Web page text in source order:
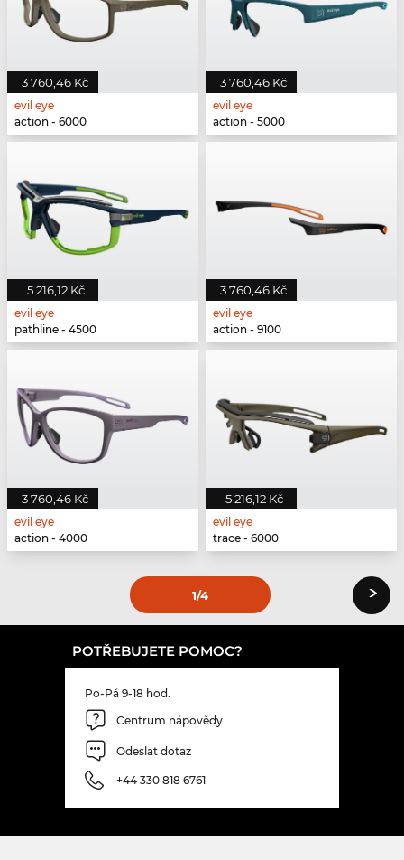
3 760,46 Kč
evil eye
action - 6000
3 760,46 Kč
evil eye
action - 5000
5 216,12 Kč
evil eye
pathline - 4500
3 760,46 Kč
evil eye
action - 9100
3 760,46 Kč
evil eye
action - 4000
5 216,12 Kč
evil eye
trace - 6000
1/4 ›
POTŘEBUJETE POMOC?
Po-Pá 9-18 hod.
Centrum nápovědy
Odeslat dotaz
+44 330 818 6761